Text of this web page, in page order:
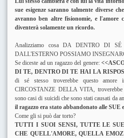
sue esigenze saranno talmente diverse
avranno ben altre fisionomie, e l'amore
diventerà solamente un ricordo.
Analizziamo cosa DA DENTRO DI
DALL'ESTERNO POSSIAMO
Se diceste ad un ragazzo del genere:
DI TE, DENTRO DI TE HAI LA
di sé stesso troverebbe questo
CIRCOSTANZE DELLA VITA, troverebbe
sono casi di suicidi che sono stati causati da
il ragazzo era stato abbandonato alle SUE
Come gli si può dar torto?
TUTTI I SUOI SENSI, TUTTE LE
CHE QUELL'AMORE, QUELLA